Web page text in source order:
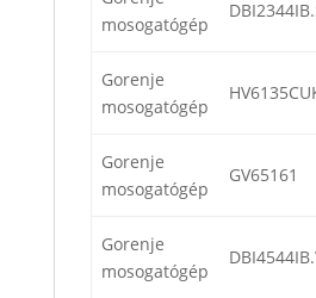
mosogatógép
Gorenje
mosogatógép
Gorenje
mosogatógép
GV65161
Gorenje
mosogatógép